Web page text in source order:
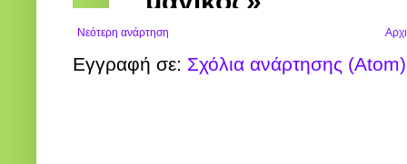
Νεότερη ανάρτηση
Εγγραφή σε: Σχόλια ανάρτησης (Atom)